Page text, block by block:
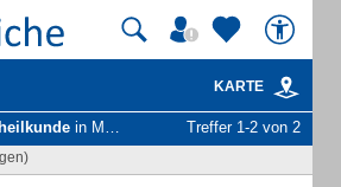
KARTE
in Michelfeld Kr Schwäbisch Hall Treffer 1-2 von 2